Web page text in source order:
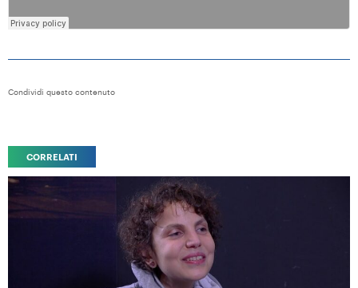
Condividi questo contenuto
CORRELATI